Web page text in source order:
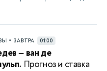
• ЗАВТРА 01:00
— ван де
Прогноз и ставка